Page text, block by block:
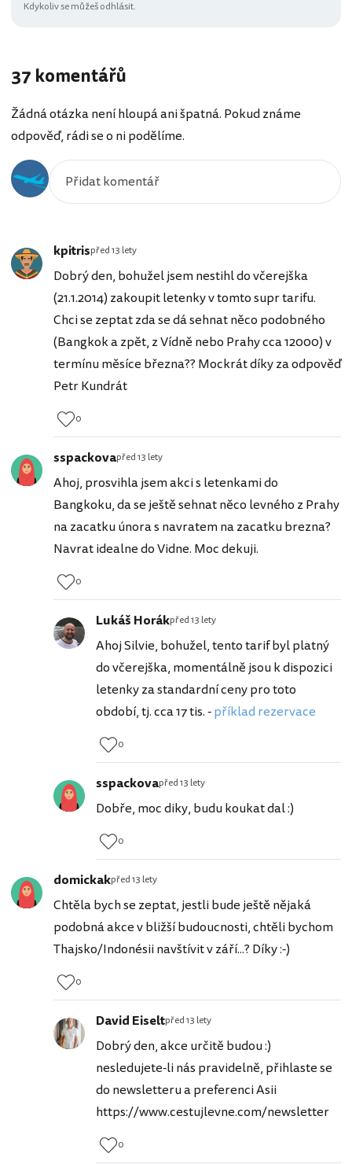
Kdykoliv se můžeš odhlásit.
37 komentářů
Žádná otázka není hloupá ani špatná. Pokud známe
odpověď, rádi se o ni podělíme.
kpitrispřed 13 lety
Dobrý den, bohužel jsem nestihl do včerejška
(21.1.2014) zakoupit letenky v tomto supr tarifu.
Chci se zeptat zda se dá sehnat něco podobného
(Bangkok a zpět, z Vídně nebo Prahy cca 12000) v
termínu měsíce března?? Mockrát díky za odpověď
Petr Kundrát
0
sspackovapřed 13 lety
Ahoj, prosvihla jsem akci s letenkami do
Bangkoku, da se ještě sehnat něco levného z Prahy
na zacatku února s navratem na zacatku brezna?
Navrat idealne do Vidne. Moc dekuji.
0
Lukáš Horákpřed 13 lety
Ahoj Silvie, bohužel, tento tarif byl platný
do včerejška, momentálně jsou k dispozici
letenky za standardní ceny pro toto
období, tj. cca 17 tis. -příklad rezervace
0
sspackovapřed 13 lety
Dobře, moc diky, budu koukat dal :)
0
domickakpřed 13 lety
Chtěla bych se zeptat, jestli bude ještě nějaká
podobná akce v bližší budoucnosti, chtěli bychom
Thajsko/Indonésii navštívit v září...? Díky :-)
0
David Eiseltpřed 13 lety
Dobrý den, akce určitě budou :)
nesledujete-li nás pravidelně, přihlaste se
do newsletteru a preferenci Asii
https://www.cestujlevne.com/newsletter
0